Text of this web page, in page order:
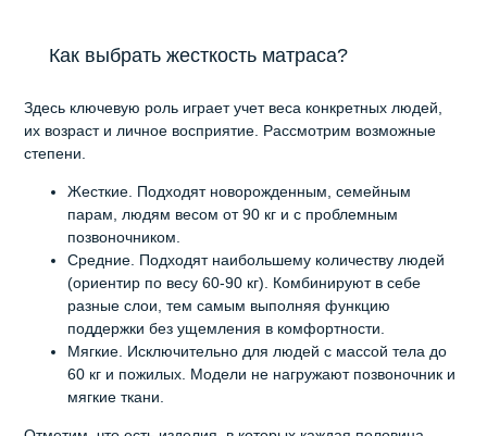
Как выбрать жесткость матраса?
Здесь ключевую роль играет учет веса конкретных людей,
их возраст и личное восприятие. Рассмотрим возможные
степени.
Жесткие. Подходят новорожденным, семейным
парам, людям весом от 90 кг и с проблемным
позвоночником.
Средние. Подходят наибольшему количеству людей
(ориентир по весу 60-90 кг). Комбинируют в себе
разные слои, тем самым выполняя функцию
поддержки без ущемления в комфортности.
Мягкие. Исключительно для людей с массой тела до
60 кг и пожилых. Модели не нагружают позвоночник и
мягкие ткани.